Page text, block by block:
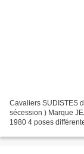
Cavaliers SUDISTES
sécession ) Marque
1980 4 poses